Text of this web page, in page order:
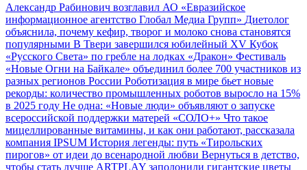
Александр Рабинович возглавил АО «Евразийское
информационное агентство Глобал Медиа Групп» Диетолог
объяснила, почему кефир, творог и молоко снова становятся
популярными В Твери завершился юбилейный XV Кубок
«Русского Света» по гребле на лодках «Дракон» Фестиваль
«Новые Огни на Байкале» объединил более 700 участников из
разных регионов России Роботизация в мире бьет новые
рекорды: количество промышленных роботов выросло на 15%
в 2025 году Не одна: «Новые люди» объявляют о запуске
всероссийской поддержки матерей «СОЛО+» Что такое
мицеллированные витамины, и как они работают, рассказала
компания IPSUM История легенды: путь «Тирольских
пирогов» от идеи до всенародной любви Вернуться в детство,
чтобы стать лучше ARTPLAY заполонили гигантские цветы